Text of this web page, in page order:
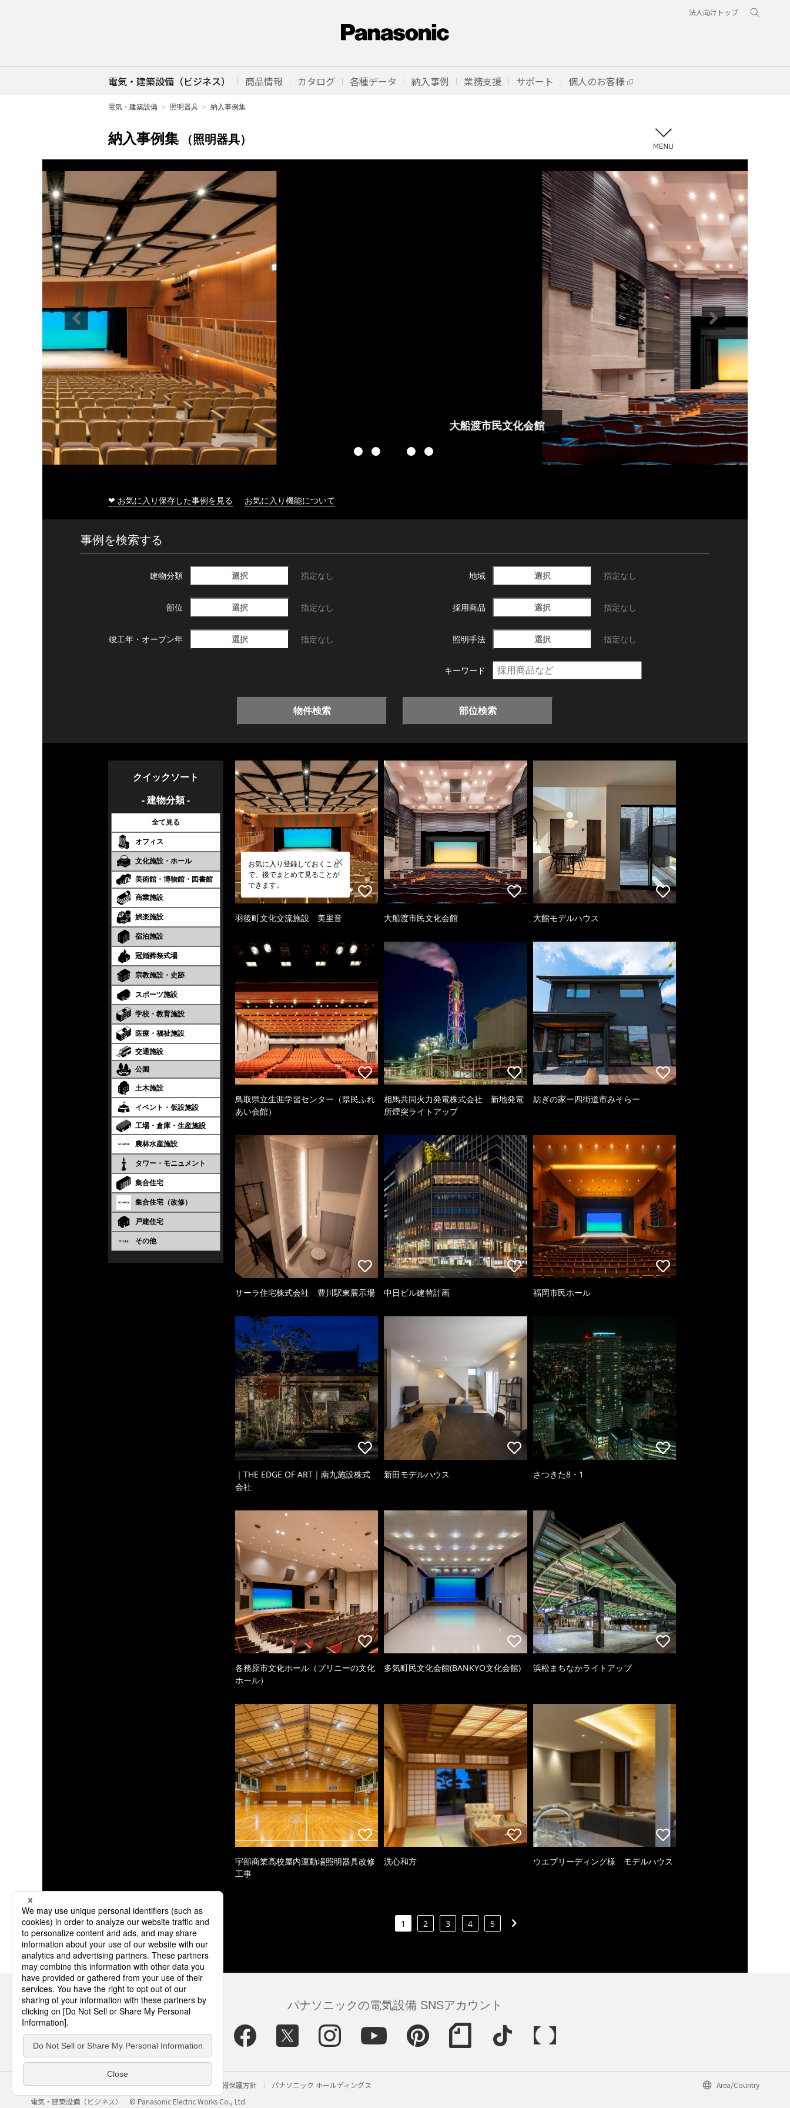
法人向けトップ
電気・建築設備（ビジネス） 商品情報 カタログ 各種データ 納入事例 業務支援 サポート 個人のお客様
電気・建築設備 照明器具 納入事例集
納入事例集 （照明器具）
大船渡市民文化会館
❤ お気に入り保存した事例を見る お気に入り機能について
事例を検索する
建物分類 選択 指定なし 地域 選択 指定なし
部位 選択 指定なし 採用商品 選択 指定なし
竣工年・ オープン年 選択 指定なし 照明手法 選択 指定なし
キーワード
物件検索 部位検索
クイックソート
- 建物分類 -
全て見る
オフィス
文化施設・ホール
美術館・博物館・図書館
商業施設
娯楽施設
宿泊施設
冠婚葬祭式場
宗教施設・史跡
スポーツ施設
学校・教育施設
医療・福祉施設
交通施設
公園
土木施設
イベント・仮設施設
工場・倉庫・生産施設
農林水産施設
タワー・モニュメント
集合住宅
集合住宅（改修）
戸建住宅
その他
お気に入り登録しておくこと
で、後でまとめて見ることが
できます。
羽後町文化交流施設 美里音 大船渡市民文化会館 大館モデルハウス
鳥取県立生涯学習センター（県民ふれ
あい会館）
相馬共同火力発電株式会社 新地発電
所煙突ライトアップ
紡ぎの家ー四街道市みそらー
サーラ住宅株式会社 豊川駅東展示場 中日ビル建替計画 福岡市民ホール
｜THE EDGE OF ART｜南九施設株式
会社
新田モデルハウス さつきた8・1
各務原市文化ホール（プリニーの文化
ホール）
多気町民文化会館(BANKYO文化会館) 浜松まちなかライトアップ
宇部商業高校屋内運動場照明器具改修
工事
洗心和方 ウエブリーディング様 モデルハウス
1 2 3 4 5
パナソニックの電気設備 SNSアカウント
サイトのご利用にあたって クッキーポリシー 個人情報保護方針 パナソニック ホールディングス
Area/Country
電気・建築設備（ビジネス）
© Panasonic Electric Works Co., Ltd.